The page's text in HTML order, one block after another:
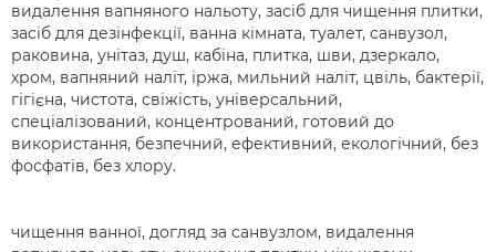
видалення вапняного нальоту, засіб для чищення плитки,
засіб для дезінфекції, ванна кімната, туалет, санвузол,
раковина, унітаз, душ, кабіна, плитка, шви, дзеркало,
хром, вапняний наліт, іржа, мильний наліт, цвіль, бактерії,
гігієна, чистота, свіжість, універсальний,
спеціалізований, концентрований, готовий до
використання, безпечний, ефективний, екологічний, без
фосфатів, без хлору.
чищення ванної, догляд за санвузлом, видалення